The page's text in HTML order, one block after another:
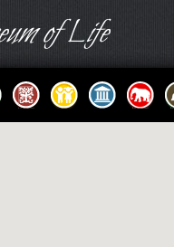
of Life